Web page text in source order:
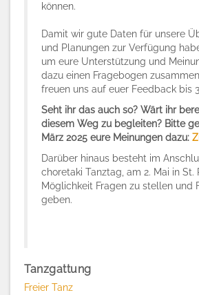
können.
Damit wir gute Daten für unsere
und Planungen zur Verfügung
um eure Unterstützung und
dazu einen Fragebogen
freuen uns auf euer Feedback bis
Seht ihr das auch so? Wärt ihr
diesem Weg zu begleiten? Bitte
März 2025 eure Meinungen dazu:
Darüber hinaus besteht im
choretaki Tanztag, am 2. Mai in St.
Möglichkeit Fragen zu stellen und
geben.
Tanzgattung
Freier Tanz